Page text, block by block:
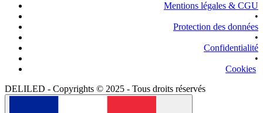
Mentions légales & CGU
•
Protection des données
•
Confidentialité
•
Cookies
DELILED - Copyrights © 2025 - Tous droits réservés